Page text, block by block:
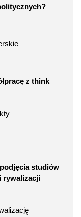
z think
studiów
rywalizacji